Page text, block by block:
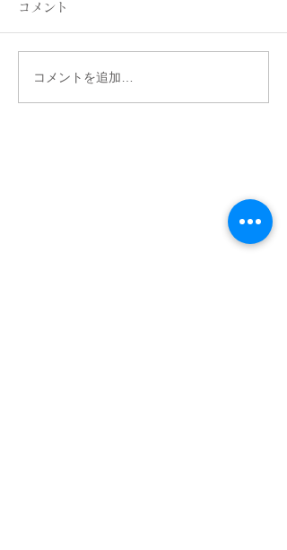
新緑まぶしく
コメント
コメントを追加…